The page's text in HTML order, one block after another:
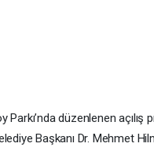
Parkı’nda düzenlenen açılış
Başkanı Dr. Mehmet